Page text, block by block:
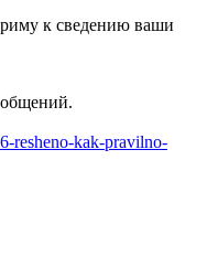
к сведению ваши
resheno-kak-pravilno-